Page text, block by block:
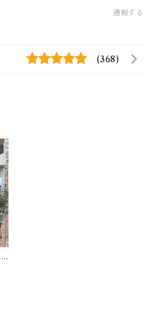
通報する
(368)